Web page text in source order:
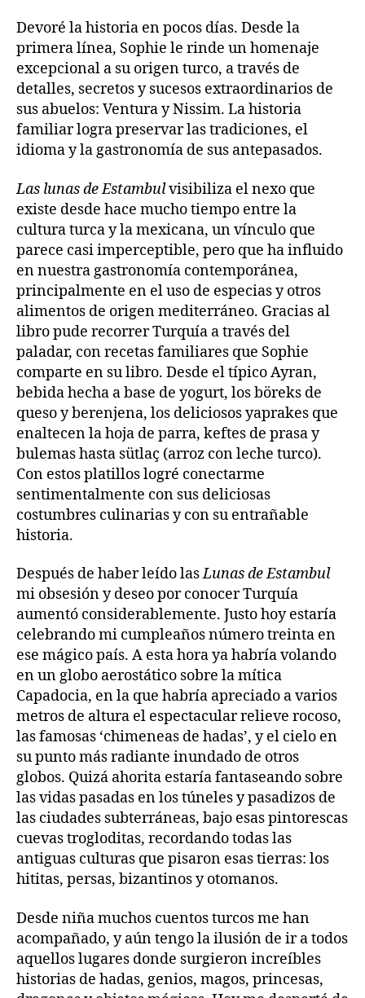
Devoré la historia en pocos días. Desde la
primera línea, Sophie le rinde un homenaje
excepcional a su origen turco, a través de
detalles, secretos y sucesos extraordinarios de
sus abuelos: Ventura y Nissim. La historia
familiar logra preservar las tradiciones, el
idioma y la gastronomía de sus antepasados.
Las lunas de Estambulvisibiliza el nexo que
existe desde hace mucho tiempo entre la
cultura turca y la mexicana, un vínculo que
parece casi imperceptible, pero que ha influido
en nuestra gastronomía contemporánea,
principalmente en el uso de especias y otros
alimentos de origen mediterráneo. Gracias al
libro pude recorrer Turquía a través del
paladar, con recetas familiares que Sophie
comparte en su libro. Desde el típico Ayran,
bebida hecha a base de yogurt, los böreks de
queso y berenjena, los deliciosos yaprakes que
enaltecen la hoja de parra, keftes de prasa y
bulemas hasta sütlaç (arroz con leche turco).
Con estos platillos logré conectarme
sentimentalmente con sus deliciosas
costumbres culinarias y con su entrañable
historia.
Después de haber leído lasLunas de Estambul
mi obsesión y deseo por conocer Turquía
aumentó considerablemente. Justo hoy estaría
celebrando mi cumpleaños número treinta en
ese mágico país. A esta hora ya habría volando
en un globo aerostático sobre la mítica
Capadocia, en la que habría apreciado a varios
metros de altura el espectacular relieve rocoso,
las famosas ‘chimeneas de hadas’, y el cielo en
su punto más radiante inundado de otros
globos. Quizá ahorita estaría fantaseando sobre
las vidas pasadas en los túneles y pasadizos de
las ciudades subterráneas, bajo esas pintorescas
cuevas trogloditas, recordando todas las
antiguas culturas que pisaron esas tierras: los
hititas, persas, bizantinos y otomanos.
Desde niña muchos cuentos turcos me han
acompañado, y aún tengo la ilusión de ir a todos
aquellos lugares donde surgieron increíbles
historias de hadas, genios, magos, princesas,